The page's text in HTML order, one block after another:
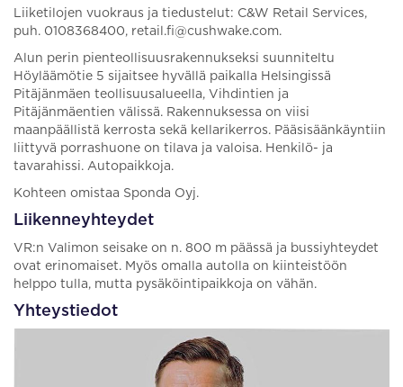
Liiketilojen vuokraus ja tiedustelut: C&W Retail Services,
puh. 0108368400, retail.fi@cushwake.com.
Alun perin pienteollisuusrakennukseksi suunniteltu
Höyläämötie 5 sijaitsee hyvällä paikalla Helsingissä
Pitäjänmäen teollisuusalueella, Vihdintien ja
Pitäjänmäentien välissä. Rakennuksessa on viisi
maanpäällistä kerrosta sekä kellarikerros. Pääsisäänkäyntiin
liittyvä porrashuone on tilava ja valoisa. Henkilö- ja
tavarahissi. Autopaikkoja.
Kohteen omistaa Sponda Oyj.
Liikenneyhteydet
VR:n Valimon seisake on n. 800 m päässä ja bussiyhteydet
ovat erinomaiset. Myös omalla autolla on kiinteistöön
helppo tulla, mutta pysäköintipaikkoja on vähän.
Yhteystiedot